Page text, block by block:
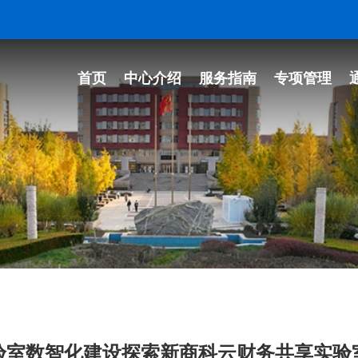
首页 中心介绍 服务指南 专项管理
室数智化建设探索新商科云财务共享实验